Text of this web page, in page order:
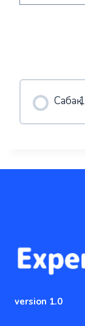
Сабақ 1
version 1.0